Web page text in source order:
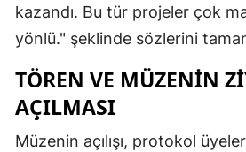
kazandı. Bu tür projeler çok
yönlü." şeklinde sözlerini
TÖREN VE MÜZENIN
AÇILMASI
Müzenin açılışı, protokol